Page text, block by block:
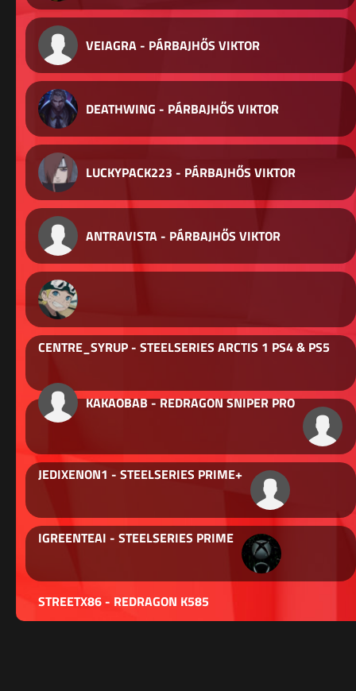
VEIAGRA - PÁRBAJHŐS VIKTOR
DEATHWING - PÁRBAJHŐS VIKTOR
LUCKYPACK223 - PÁRBAJHŐS VIKTOR
ANTRAVISTA - PÁRBAJHŐS VIKTOR
CENTRE_SYRUP - STEELSERIES ARCTIS 1 PS4 & PS5
KAKAOBAB - REDRAGON SNIPER PRO
JEDIXENON1 - STEELSERIES PRIME+
IGREENTEAI - STEELSERIES PRIME
STREETX86 - REDRAGON K585